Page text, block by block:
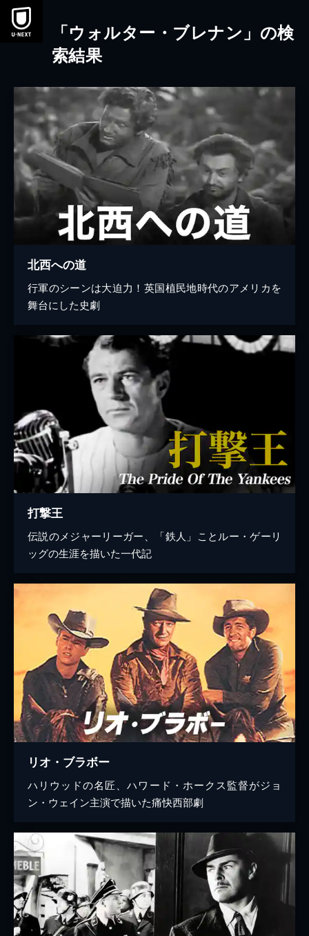
本文へスキップ
「ウォルター・ブレナン」の検
索結果
北西への道
行軍のシーンは大迫力！英国植民地時代のアメリカを
舞台にした史劇
打撃王
伝説のメジャーリーガー、「鉄人」ことルー・ゲーリ
ッグの生涯を描いた一代記
リオ・ブラボー
ハリウッドの名匠、ハワード・ホークス監督がジョ
ン・ウェイン主演で描いた痛快西部劇